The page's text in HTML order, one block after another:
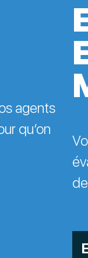
agents
qu’on